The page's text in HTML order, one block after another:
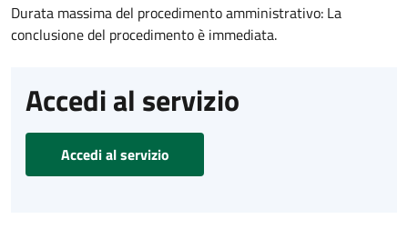
Durata massima del procedimento amministrativo: La
conclusione del procedimento è immediata.
Accedi al servizio
Accedi al servizio